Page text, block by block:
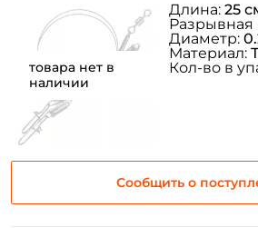
товара нет в
наличии
Сообщить о
Длина: 25
Разрывная
Диаметр:
Материал:
Кол-во в